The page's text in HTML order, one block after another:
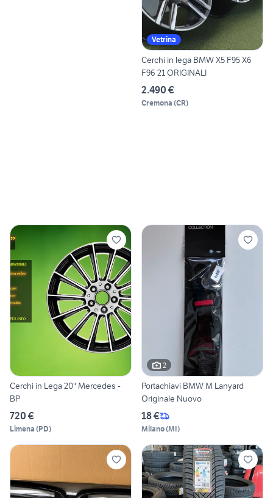
Vetrina
Cerchi in lega BMW X5 F95 X6
F96 21 ORIGINALI
2.490 €
Cremona (CR)
Cerchi in Lega 20" Mercedes -
BP
720 €
Limena (PD)
2
Portachiavi BMW M Lanyard
Originale Nuovo
18 €
Milano(MI)